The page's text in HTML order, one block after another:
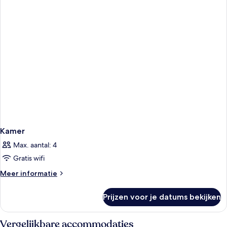
Kamer
Max. aantal: 4
Gratis wifi
Meer informatie
Meer
Prijzen voor je datums bekijken
Vergelijkbare accommodaties